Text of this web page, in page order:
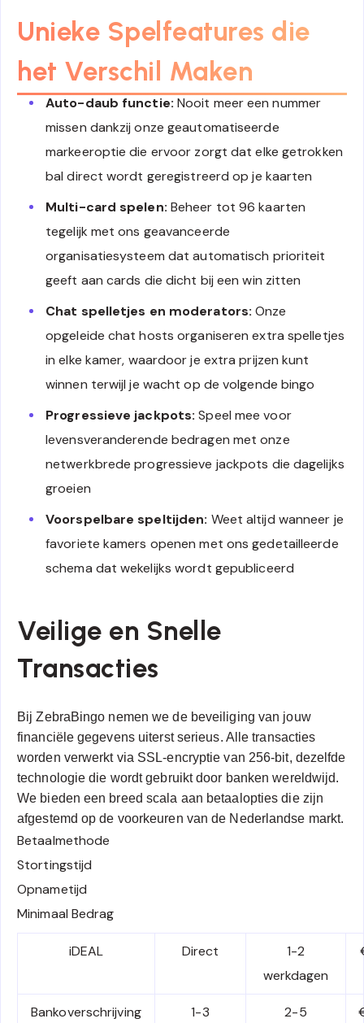
Unieke Spelfeatures die
het Verschil Maken
Auto-daub functie: Nooit meer een nummer
missen dankzij onze geautomatiseerde
markeeroptie die ervoor zorgt dat elke getrokken
bal direct wordt geregistreerd op je kaarten
Multi-card spelen: Beheer tot 96 kaarten
tegelijk met ons geavanceerde
organisatiesysteem dat automatisch prioriteit
geeft aan cards die dicht bij een win zitten
Chat spelletjes en moderators: Onze
opgeleide chat hosts organiseren extra spelletjes
in elke kamer, waardoor je extra prijzen kunt
winnen terwijl je wacht op de volgende bingo
Progressieve jackpots: Speel mee voor
levensveranderende bedragen met onze
netwerkbrede progressieve jackpots die dagelijks
groeien
Voorspelbare speltijden: Weet altijd wanneer je
favoriete kamers openen met ons gedetailleerde
schema dat wekelijks wordt gepubliceerd
Veilige en Snelle
Transacties
Bij ZebraBingo nemen we de beveiliging van jouw
financiële gegevens uiterst serieus. Alle transacties
worden verwerkt via SSL-encryptie van 256-bit, dezelfde
technologie die wordt gebruikt door banken wereldwijd.
We bieden een breed scala aan betaalopties die zijn
afgestemd op de voorkeuren van de Nederlandse markt.
Betaalmethode
Stortingstijd
Opnametijd
Minimaal Bedrag
iDEAL Direct
1-2
werkdagen
Bankoverschrijving
1-3
2-5